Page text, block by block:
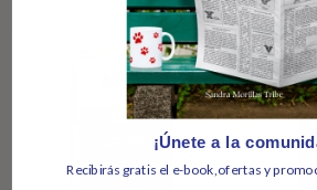
¡Únete a la
Recibirás gratis el e-book,ofertas y